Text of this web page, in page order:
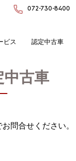
072-730-8400
ビス 認定中古車
中古車
問合せください。